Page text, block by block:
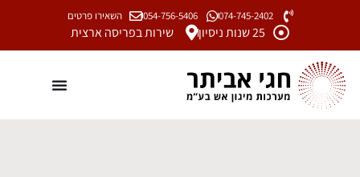
074-745-2402
054-756-5406 השאירו פרטים
25 שנות ניסיון שירות בפריסה ארצית